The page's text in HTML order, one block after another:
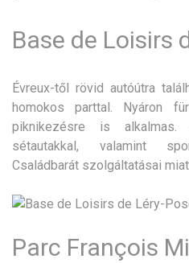
Base de Loisirs
Évreux-től rövid autóútra
homokos parttal. Nyáron
piknikezésre is
sétautakkal, valamint
Családbarát szolgáltatásai
Parc François